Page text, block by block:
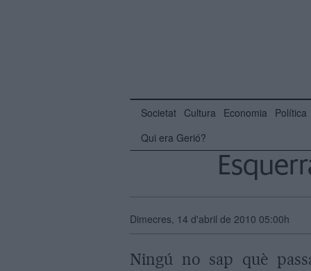
Societat Cultura Economia Política
Qui era Gerió?
Dimecres, 14 d'abril de 2010 05:00h
Ningú no sap què